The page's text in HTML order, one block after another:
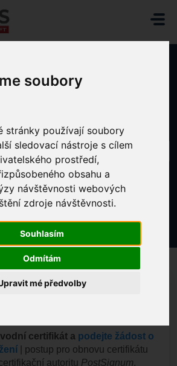
soubory
stránky používají soubory
sledovací nástroje s cílem
prostředí,
obsahu a
návštěvnosti webových
zdroje návštěvnosti.
Souhlasím
Odmítám
mé předvolby
elektronického podpisu (klíčenka/token)
podpisu
8 Březen, 2024 v 1:25 ODPOLEDNE
dozvíte, jaké všechny kroky je třeba
certifikát a podejte žádost o
| postup pro obnovu certifikátu
autoritu PostSignum.